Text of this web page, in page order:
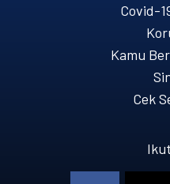
Covid-
Kamu
Cek